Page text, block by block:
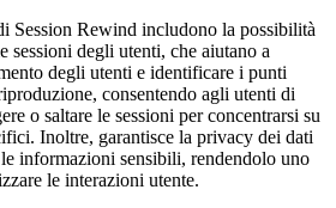
Session Rewind includono la possibilità
sessioni degli utenti, che aiutano a
degli utenti e identificare i punti
consentendo agli utenti di
o saltare le sessioni per concentrarsi su
Inoltre, garantisce la privacy dei dati
informazioni sensibili, rendendolo uno
le interazioni utente.